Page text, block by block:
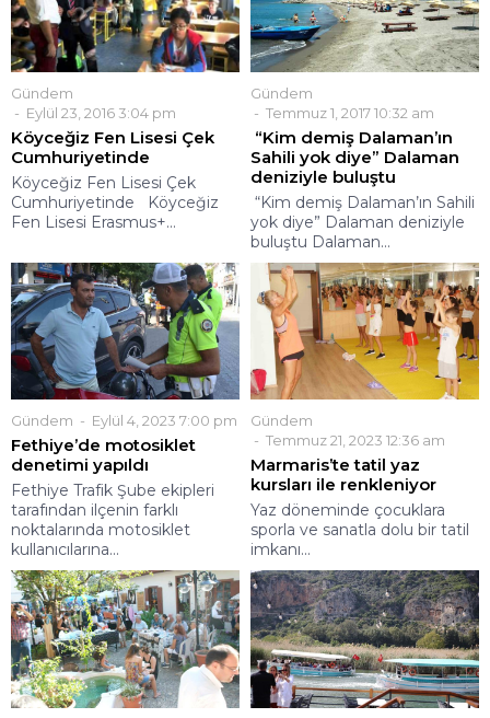
Gündem
Eylül 23, 2016 3:04 pm
Köyceğiz Fen Lisesi Çek
Cumhuriyetinde
Köyceğiz Fen Lisesi Çek
Cumhuriyetinde Köyceğiz
Fen Lisesi Erasmus+...
Gündem
Temmuz 1, 2017 10:32 am
“Kim demiş Dalaman’ın
Sahili yok diye” Dalaman
deniziyle buluştu
“Kim demiş Dalaman’ın Sahili
yok diye” Dalaman deniziyle
buluştu Dalaman...
Gündem Eylül 4, 2023 7:00 pm
Fethiye’de motosiklet
denetimi yapıldı
Fethiye Trafik Şube ekipleri
tarafından ilçenin farklı
noktalarında motosiklet
kullanıcılarına...
Gündem
Temmuz 21, 2023 12:36 am
Marmaris’te tatil yaz
kursları ile renkleniyor
Yaz döneminde çocuklara
sporla ve sanatla dolu bir tatil
imkanı...